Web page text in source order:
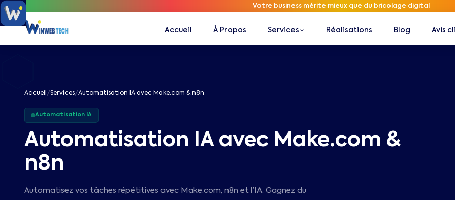
Votre business mérite mieux que du bricolage digital
Accueil À Propos Services Réalisations Blog Avis
Accueil /Services/Automatisation IA avec Make.com & n8n
Automatisation IA
Automatisation IA avec Make.com &
n8n
Automatisez vos tâches répétitives avec Make.com, n8n et l'IA. Gagnez du